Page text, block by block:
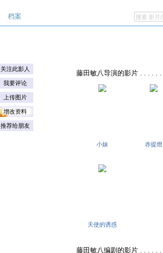
档案
关注此影人
我要评论
上传图片
增改资料
推荐给朋友
藤田敏八导演的影片 . . . . . .
小妹 赤提燈
天使的诱惑
藤田敏八编剧的影片 . . . . . .